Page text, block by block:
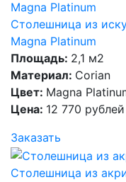
Столешница из
Magna Platinum
Площадь: 2,1 м2
Материал: Corian
Цвет: Magna
Цена: 12 770 рублей
Заказать
Столешница из